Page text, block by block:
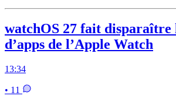
watchOS 27 fait disparaître
d’apps de l’Apple Watch
13:34
• 11